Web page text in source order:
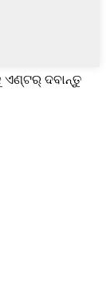
ଏଣ୍ଟର୍ ଦବାନ୍ତୁ